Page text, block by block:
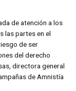
de atención a los
las partes en el
de ser
del derecho
directora general
de Amnistía